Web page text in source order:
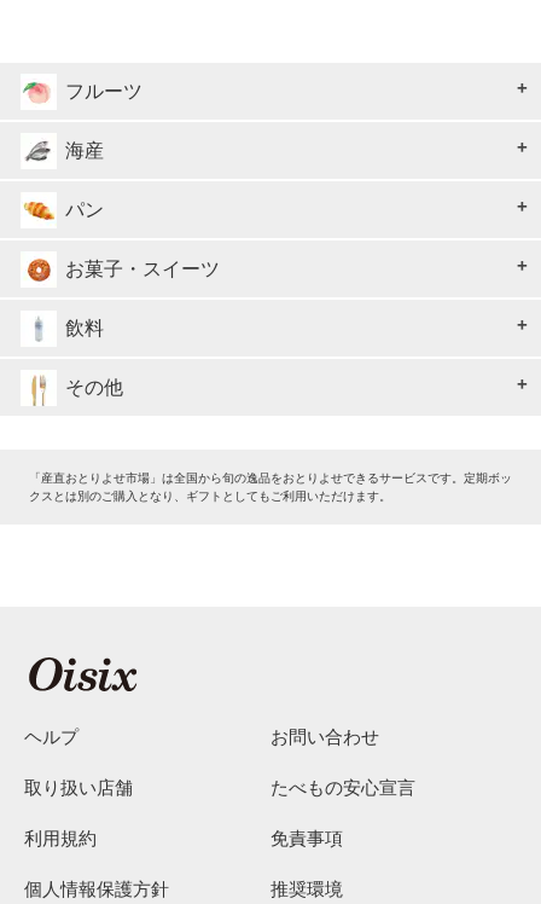
フルーツ
海産
パン
お菓子・スイーツ
飲料
その他
「産直おとりよせ市場」は全国から旬の逸品をおとりよせできるサービスです。定期ボッ
クスとは別のご購入となり、ギフトとしてもご利用いただけます。
ヘルプ お問い合わせ
取り扱い店舗 たべもの安心宣言
利用規約 免責事項
個人情報保護方針 推奨環境